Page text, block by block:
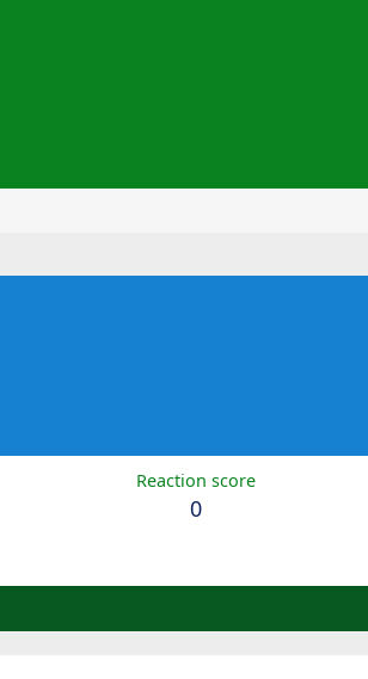
Reaction score
0